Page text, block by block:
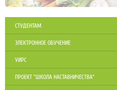
СТУДЕНТАМ
ЭЛЕКТРОННОЕ ОБУЧЕНИЕ
УИРС
ПРОЕКТ "ШКОЛА НАСТАВНИЧЕСТВА"